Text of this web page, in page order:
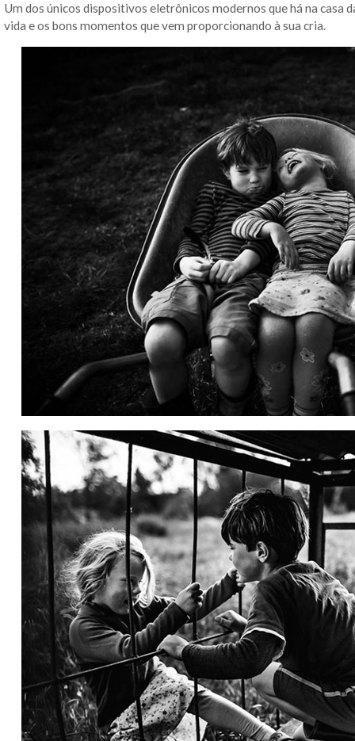
Um dos únicos dispositivos eletrônicos modernos que há na casa
vida e os bons momentos que vem proporcionando à sua cria.